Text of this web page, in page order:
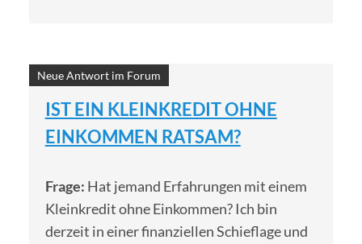
Neue Antwort im Forum
IST EIN KLEINKREDIT OHNE
EINKOMMEN RATSAM?
Frage: Hat jemand Erfahrungen mit einem
Kleinkredit ohne Einkommen? Ich bin
derzeit in einer finanziellen Schieflage und